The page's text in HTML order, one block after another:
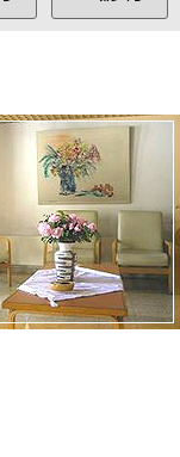
המוסדות